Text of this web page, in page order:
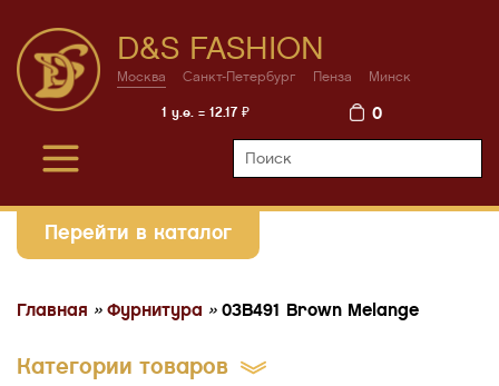
D&S FASHION
Москва Санкт-Петербург Пенза Минск
1 у.е. = 12.17 ₽ 0
Перейти в каталог
Главная » Фурнитура » 03B491 Brown Melange
Категории товаров